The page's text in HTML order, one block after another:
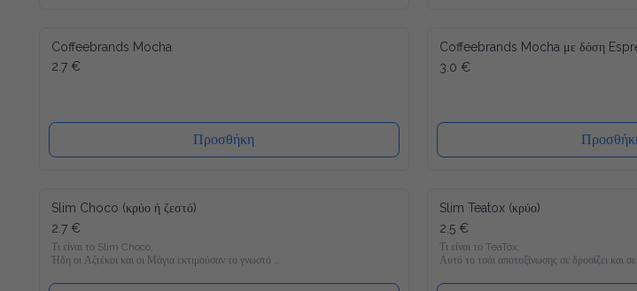
Coffeebrands Mocha
2.7 €
Προσθήκη
Coffeebrands Mocha με δόση Espresso
3.0 €
Slim Choco (κρύο ή ζεστό)
2.7 €
Τι είναι το Slim Choco;
Ήδη οι Αζτέκοι και οι Μάγια εκτιμούσαν το γνωστό
Powerdrink "ζεστή σοκολάτα". Συνήθως και μόνο στην σκέψη
μας τρέχουν τα σάλια απ΄το στόμα, αλλά στο τωρινό
Slim Teatox (κρύο)
2.5 €
Τι είναι το TeaTox;
Αυτό το τσάι αποτοξίνωσης σε δροσίζει και
22 βιταμίνες και μέταλλα και είναι γεμάτο
Matcha, κουρκουμά και φυσικά